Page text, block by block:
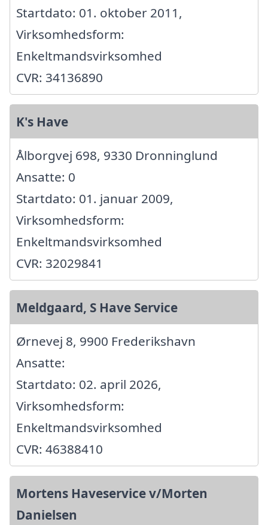
Startdato: 01. oktober 2011,
Virksomhedsform:
Enkeltmandsvirksomhed
CVR: 34136890
K's Have
Ålborgvej 698, 9330 Dronninglund
Ansatte: 0
Startdato: 01. januar 2009,
Virksomhedsform:
Enkeltmandsvirksomhed
CVR: 32029841
Meldgaard, S Have Service
Ørnevej 8, 9900 Frederikshavn
Ansatte:
Startdato: 02. april 2026,
Virksomhedsform:
Enkeltmandsvirksomhed
CVR: 46388410
Mortens Haveservice v/Morten
Danielsen